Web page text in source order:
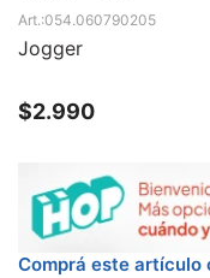
054.060790205
Jogger
$2.990
Comprá este artículo